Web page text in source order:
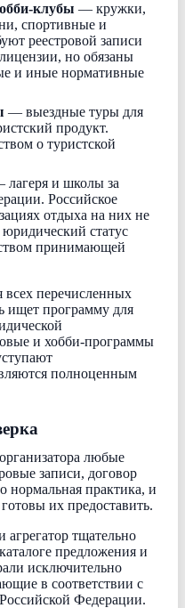
клубы — кружки,
спортивные и
реестровой записи
но обязаны
и иные нормативные
— выездные туры для
продукт.
о туристской
и школы за
Российское
отдыха на них не
статус
принимающей
всех перечисленных
ищет программу для
и хобби-программы
полноценным
любые
записи, договор
нормальная практика, и
их предоставить.
тщательно
предложения и
исключительно
в соответствии с
Федерации.